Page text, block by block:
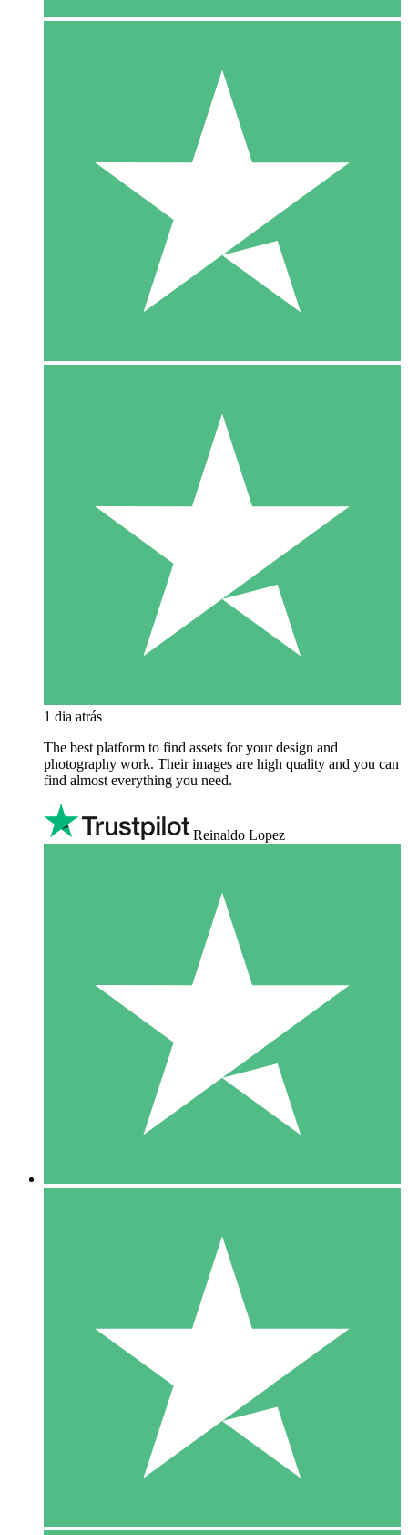
1 dia atrás
The best platform to find assets for your design and
photography work. Their images are high quality and you can
find almost everything you need.
Reinaldo Lopez